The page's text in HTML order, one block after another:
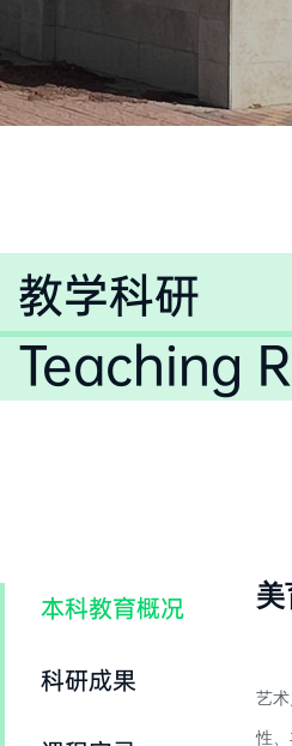
教学科研
Teaching
本科教育概况
科研成果
美
艺
性